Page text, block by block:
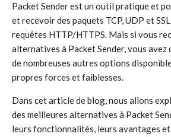
Packet Sender est un outil pratique et
et recevoir des paquets TCP, UDP et
requêtes HTTP/HTTPS. Mais si vous
alternatives à Packet Sender, vous avez
de nombreuses autres options
propres forces et faiblesses.
Dans cet article de blog, nous allons
des meilleures alternatives à Packet
leurs fonctionnalités, leurs avantages